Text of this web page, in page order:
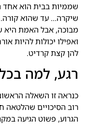
שממיות בבית הוא
שיקרה… עד שהוא קורה.
מבוכה, אבל האמת היא
ואפילו יכולות להיות
להן קצת קרדיט.
רגע, למה
כנראה זו השאלה
רוב הסיכויים
הגרוע, פשוט הגיעה